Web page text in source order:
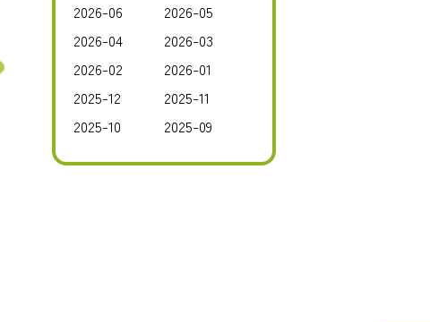
2026-06
2026-05
2026-04
2026-03
2026-02
2026-01
2025-12
2025-11
2025-10
2025-09